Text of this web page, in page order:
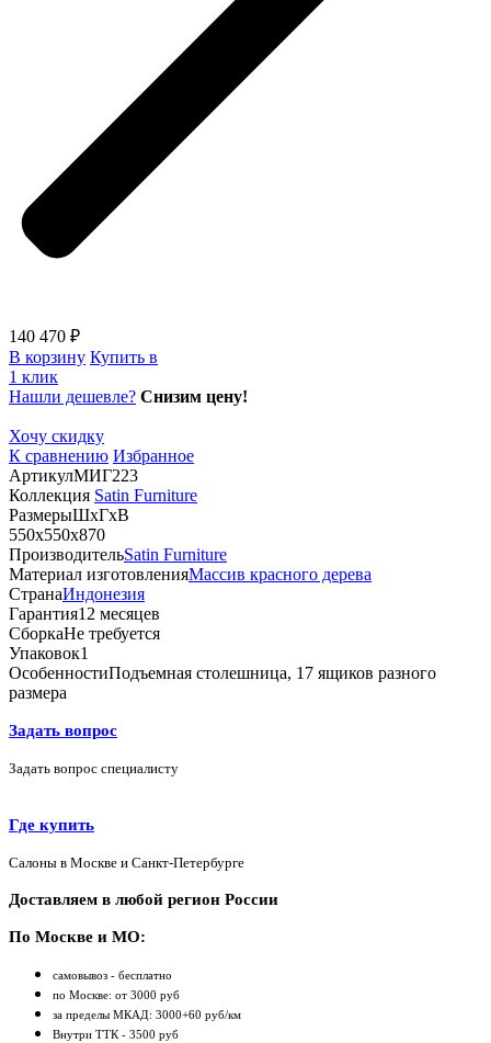
140 470 ₽
В корзину Купить в
1 клик
Нашли дешевле? Снизим цену!
Хочу скидку
К сравнению Избранное
АртикулМИГ223
Коллекция Satin Furniture
РазмерыШхГхВ
550х550х870
ПроизводительSatin Furniture
Материал изготовленияМассив красного дерева
СтранаИндонезия
Гарантия12 месяцев
СборкаНе требуется
Упаковок1
ОсобенностиПодъемная столешница, 17 ящиков разного
размера
Задать вопрос
Задать вопрос специалисту
Где купить
Салоны в Москве и Санкт-Петербурге
Доставляем в любой регион России
По Москве и МО:
самовывоз - бесплатно
по Москве: от 3000 руб
за пределы МКАД: 3000+60 руб/км
Внутри ТТК - 3500 руб